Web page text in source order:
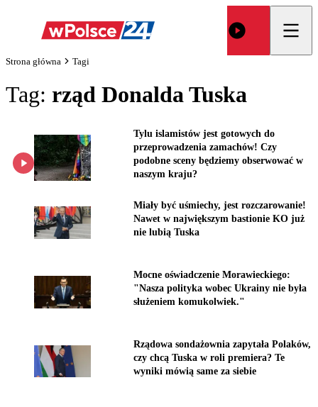
Strona główna Tagi
Tag: rząd Donalda Tuska
Tylu islamistów jest gotowych do
przeprowadzenia zamachów! Czy
podobne sceny będziemy obserwować w
naszym kraju?
Miały być uśmiechy, jest rozczarowanie!
Nawet w największym bastionie KO już
nie lubią Tuska
Mocne oświadczenie Morawieckiego:
"Nasza polityka wobec Ukrainy nie była
służeniem komukolwiek."
Rządowa sondażownia zapytała Polaków,
czy chcą Tuska w roli premiera? Te
wyniki mówią same za siebie